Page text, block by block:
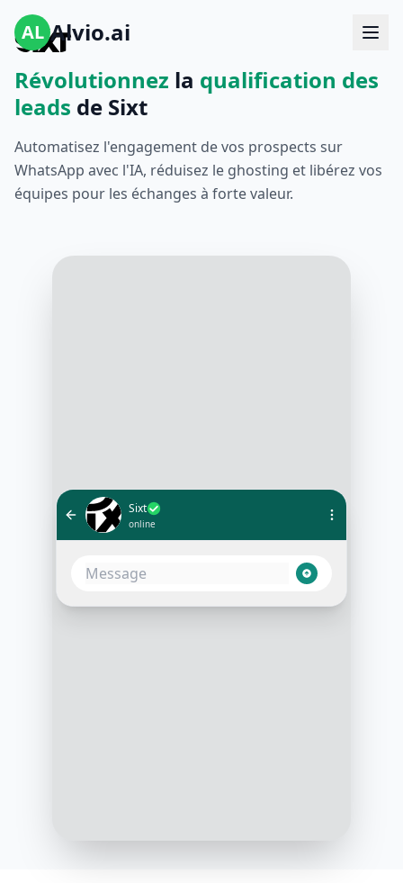
AL Alvio.ai
Révolutionnez la qualification des
leads de Sixt
Automatisez l'engagement de vos prospects sur
WhatsApp avec l'IA, réduisez le ghosting et libérez vos
équipes pour les échanges à forte valeur.
Sixt
online
Je souhaite réserver une voiture à
10:05 AM